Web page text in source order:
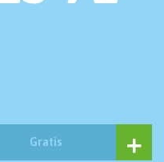
Gratis